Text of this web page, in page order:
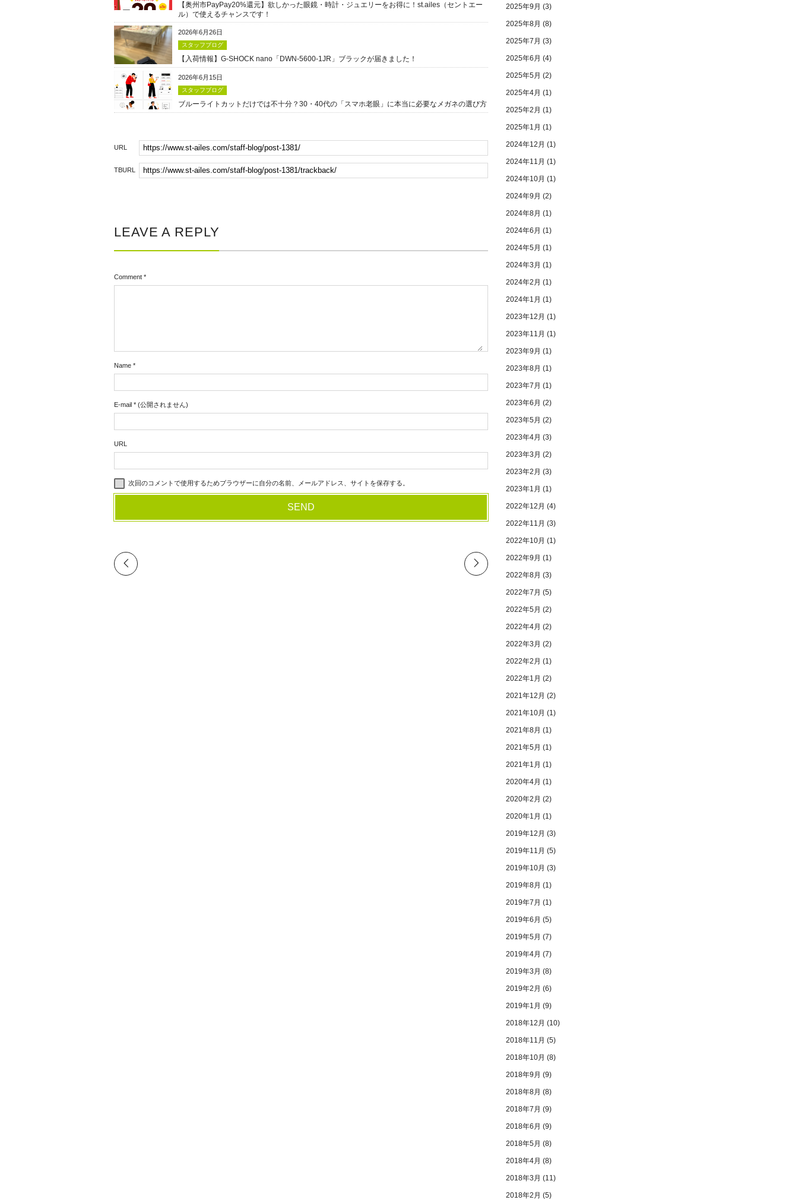
【奥州市PayPay20%還元】欲しかった眼鏡・時計・ジュエリーをお得に！st.ailes（セントエー
ル）で使えるチャンスです！
2026年6月26日
スタッフブログ
【入荷情報】G-SHOCK nano「DWN-5600-1JR」ブラックが届きました！
2026年6月15日
スタッフブログ
ブルーライトカットだけでは不十分？30・40代の「スマホ老眼」に本当に必要なメガネの選び方
URL
TBURL
LEAVE A REPLY
Comment *
Name *
E-mail * (公開されません)
URL
次回のコメントで使用するためブラウザーに自分の名前、メールアドレス、サイトを保存する。
2025年9月 (3)
2025年8月 (8)
2025年7月 (3)
2025年6月 (4)
2025年5月 (2)
2025年4月 (1)
2025年2月 (1)
2025年1月 (1)
2024年12月 (1)
2024年11月 (1)
2024年10月 (1)
2024年9月 (2)
2024年8月 (1)
2024年6月 (1)
2024年5月 (1)
2024年3月 (1)
2024年2月 (1)
2024年1月 (1)
2023年12月 (1)
2023年11月 (1)
2023年9月 (1)
2023年8月 (1)
2023年7月 (1)
2023年6月 (2)
2023年5月 (2)
2023年4月 (3)
2023年3月 (2)
2023年2月 (3)
2023年1月 (1)
2022年12月 (4)
2022年11月 (3)
2022年10月 (1)
2022年9月 (1)
2022年8月 (3)
2022年7月 (5)
2022年5月 (2)
2022年4月 (2)
2022年3月 (2)
2022年2月 (1)
2022年1月 (2)
2021年12月 (2)
2021年10月 (1)
2021年8月 (1)
2021年5月 (1)
2021年1月 (1)
2020年4月 (1)
2020年2月 (2)
2020年1月 (1)
2019年12月 (3)
2019年11月 (5)
2019年10月 (3)
2019年8月 (1)
2019年7月 (1)
2019年6月 (5)
2019年5月 (7)
2019年4月 (7)
2019年3月 (8)
2019年2月 (6)
2019年1月 (9)
2018年12月 (10)
2018年11月 (5)
2018年10月 (8)
2018年9月 (9)
2018年8月 (8)
2018年7月 (9)
2018年6月 (9)
2018年5月 (8)
2018年4月 (8)
2018年3月 (11)
2018年2月 (5)